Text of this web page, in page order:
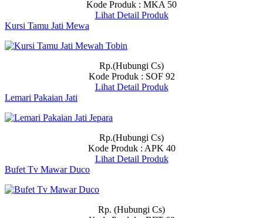
Kode Produk : MKA 50
Lihat Detail Produk
Kursi Tamu Jati Mewa
Rp.(Hubungi Cs)
Kode Produk : SOF 92
Lihat Detail Produk
Lemari Pakaian Jati
Rp.(Hubungi Cs)
Kode Produk : APK 40
Lihat Detail Produk
Bufet Tv Mawar Duco
Rp. (Hubungi Cs)